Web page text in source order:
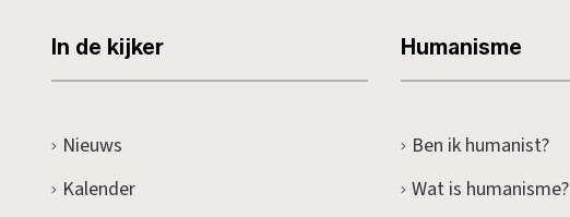
In de kijker
Nieuws
Kalender
Humanisme
Ben ik humanist?
Wat is humanisme?